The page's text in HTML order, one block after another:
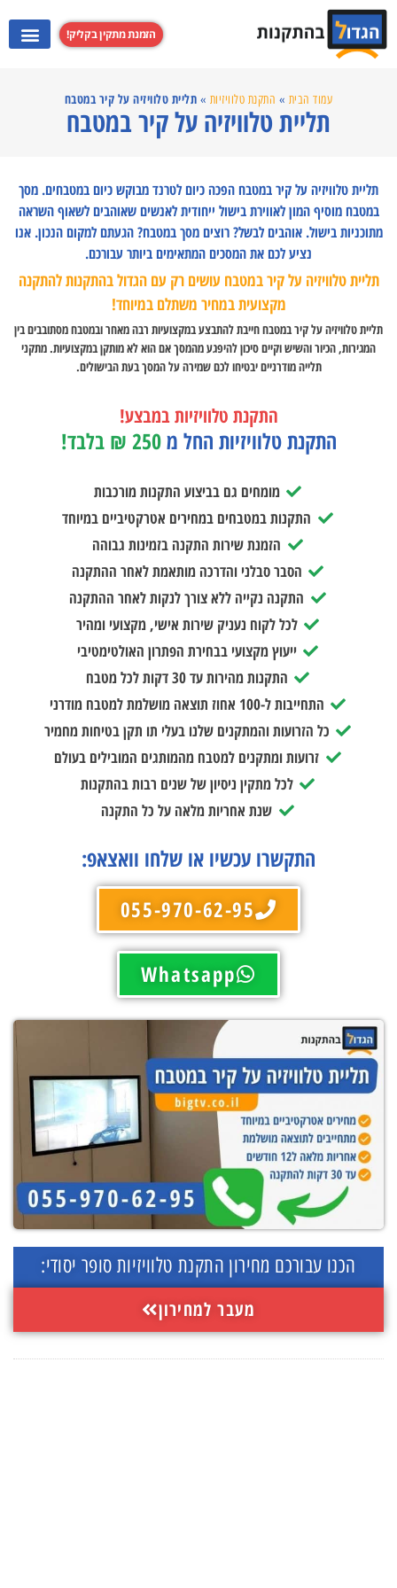
הזמנת מתקין בקליק!
עמוד הבית » התקנת טלוויזיות » תליית טלוויזיה על קיר במטבח
תליית טלוויזיה על קיר במטבח
תליית טלוויזיה על קיר במטבח הפכה כיום לטרנד מבוקש כיום במטבחים. מסך
במטבח מוסיף המון לאווירת בישול ייחודית לאנשים שאוהבים לשאוף השראה
מתוכניות בישול. אוהבים לבשל? רוצים מסך במטבח? הגעתם למקום הנכון. אנו
נציע לכם את המסכים המתאימים ביותר עבורכם.
תליית טלוויזיה על קיר במטבח עושים רק עם הגדול בהתקנות להתקנה
מקצועית במחיר משתלם במיוחד!
תליית טלוויזיה על קיר במטבח חייבת להתבצע במקצועיות רבה מאחר ובמטבח מסתובבים בין
המגירות, הכיור והשיש וקיים סיכון להיפגע מהמסך אם הוא לא מותקן במקצועיות. מתקני
תלייה מודרניים יבטיחו לכם שמירה על המסך בעת הבישולים.
התקנת טלוויזיות במבצע!
התקנת טלוויזיות החל מ250 ₪ בלבד!
מומחים גם בביצוע התקנות מורכבות
התקנות במטבחים במחירים אטרקטיביים במיוחד
הזמנת שירות התקנה בזמינות גבוהה
הסבר סבלני והדרכה מותאמת לאחר ההתקנה
התקנה נקייה ללא צורך לנקות לאחר ההתקנה
לכל לקוח נעניק שירות אישי, מקצועי ומהיר
ייעוץ מקצועי בבחירת הפתרון האולטימטיבי
התקנות מהירות עד 30 דקות לכל מטבח
התחייבות ל-100 אחוז תוצאה מושלמת למטבח מודרני
כל הזרועות והמתקנים שלנו בעלי תו תקן בטיחות מחמיר
זרועות ומתקנים למטבח מהמותגים המובילים בעולם
לכל מתקין ניסיון של שנים רבות בהתקנות
שנת אחריות מלאה על כל התקנה
התקשרו עכשיו או שלחו וואצאפ:
055-970-62-95
Whatsapp
הכנו עבורכם מחירון התקנת טלוויזיות סופר יסודי:
מעבר למחירון